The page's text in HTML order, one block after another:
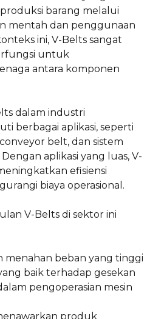
barang melalui
mentah dan penggunaan
ini, V-Belts sangat
untuk
antara komponen
dalam industri
berbagai aplikasi, seperti
belt, dan sistem
aplikasi yang luas, V-
efisiensi
biaya operasional.
V-Belts di sektor ini
menahan beban yang tinggi
baik terhadap gesekan
pengoperasian mesin
produk